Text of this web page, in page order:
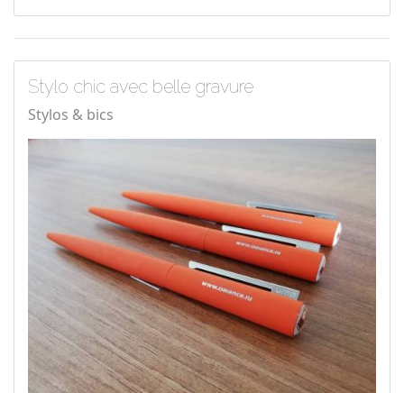
Stylo chic avec belle gravure
Stylos & bics